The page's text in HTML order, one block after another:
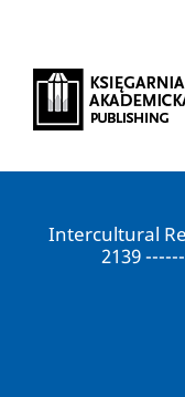
Intercultural
2139